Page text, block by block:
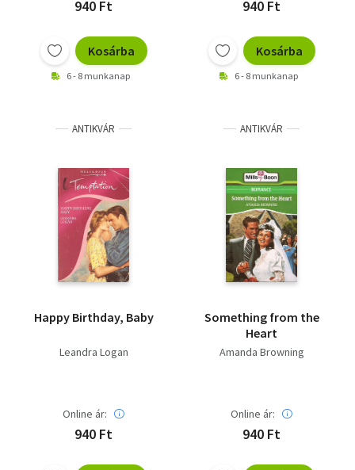
940 Ft
Kosárba
6 - 8 munkanap
940 Ft
Kosárba
6 - 8 munkanap
ANTIKVÁR
Happy Birthday, Baby
Leandra Logan
Online ár:
940 Ft
ANTIKVÁR
Something from the
Heart
Amanda Browning
Online ár:
940 Ft